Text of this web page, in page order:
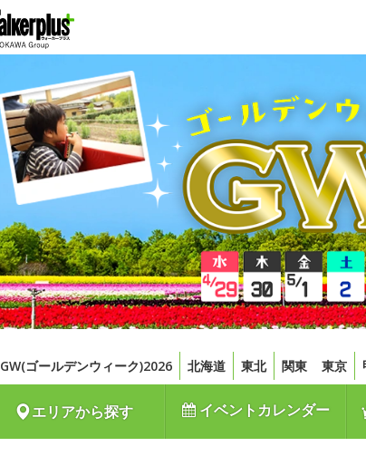
GW(ゴールデンウィーク)2026 北海道 東北 関東 東京
エリアから探す イベントカレンダー